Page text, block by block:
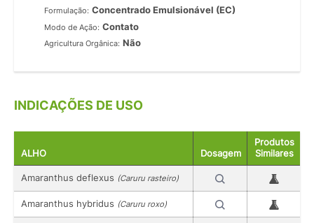
Formulação: Concentrado Emulsionável (EC)
Modo de Ação: Contato
Agricultura Orgânica: Não
INDICAÇÕES DE USO
ALHO Dosagem
Produtos
Similares
Amaranthus deflexus (Caruru rasteiro)
Amaranthus hybridus (Caruru roxo)